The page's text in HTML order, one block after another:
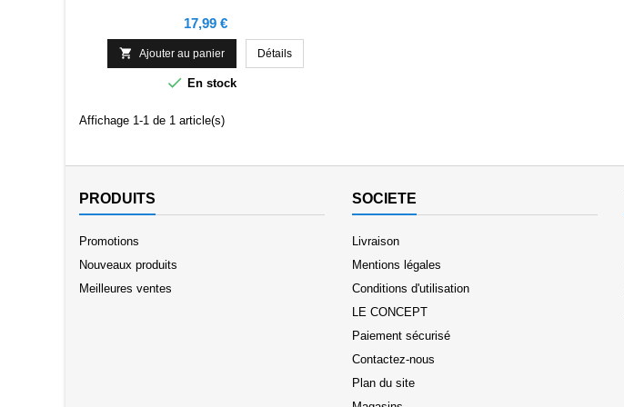
Prix
17,99 €
 Ajouter au panier Détails
 En stock
Affichage 1-1 de 1 article(s)
PRODUITS
Promotions
Nouveaux produits
Meilleures ventes
SOCIETE
Livraison
Mentions légales
Conditions d'utilisation
LE CONCEPT
Paiement sécurisé
Contactez-nous
Plan du site